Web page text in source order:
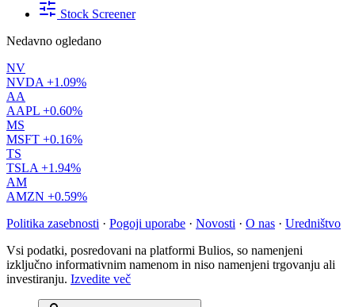
Stock Screener
Nedavno ogledano
NV
NVDA +1.09%
AA
AAPL +0.60%
MS
MSFT +0.16%
TS
TSLA +1.94%
AM
AMZN +0.59%
Politika zasebnosti · Pogoji uporabe · Novosti · O nas · Uredništvo
Vsi podatki, posredovani na platformi Bulios, so namenjeni
izključno informativnim namenom in niso namenjeni trgovanju ali
investiranju. Izvedite več